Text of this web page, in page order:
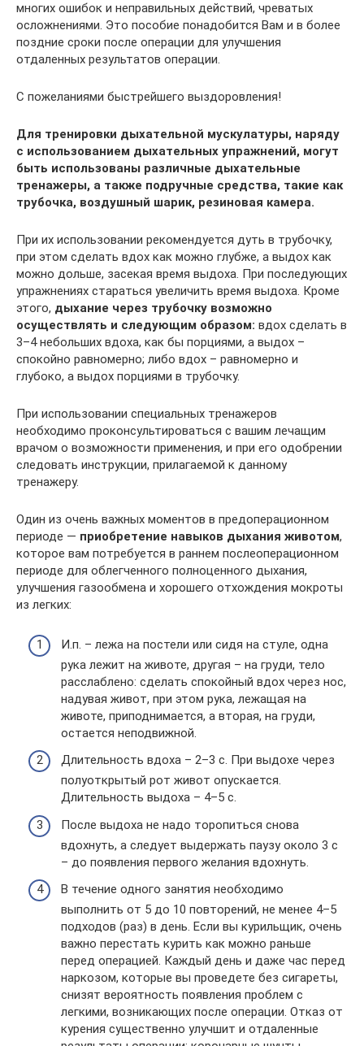
многих ошибок и неправильных действий, чреватых
осложнениями. Это пособие понадобится Вам и в более
поздние сроки после операции для улучшения
отдаленных результатов операции.
С пожеланиями быстрейшего выздоровления!
Для тренировки дыхательной мускулатуры, наряду
с использованием дыхательных упражнений, могут
быть использованы различные дыхательные
тренажеры, а также подручные средства, такие как
трубочка, воздушный шарик, резиновая камера.
При их использовании рекомендуется дуть в трубочку,
при этом сделать вдох как можно глубже, а выдох как
можно дольше, засекая время выдоха. При последующих
упражнениях стараться увеличить время выдоха. Кроме
этого, дыхание через трубочку возможно
осуществлять и следующим образом: вдох сделать в
3–4 небольших вдоха, как бы порциями, а выдох –
спокойно равномерно; либо вдох – равномерно и
глубоко, а выдох порциями в трубочку.
При использовании специальных тренажеров
необходимо проконсультироваться с вашим лечащим
врачом о возможности применения, и при его одобрении
следовать инструкции, прилагаемой к данному
тренажеру.
Один из очень важных моментов в предоперационном
периоде — приобретение навыков дыхания животом,
которое вам потребуется в раннем послеоперационном
периоде для облегченного полноценного дыхания,
улучшения газообмена и хорошего отхождения мокроты
из легких:
И.п. – лежа на постели или сидя на стуле, одна
рука лежит на животе, другая – на груди, тело
расслаблено: сделать спокойный вдох через нос,
надувая живот, при этом рука, лежащая на
животе, приподнимается, а вторая, на груди,
остается неподвижной.
Длительность вдоха – 2–3 с. При выдохе через
полуоткрытый рот живот опускается.
Длительность выдоха – 4–5 с.
После выдоха не надо торопиться снова
вдохнуть, а следует выдержать паузу около 3 с
– до появления первого желания вдохнуть.
В течение одного занятия необходимо
выполнить от 5 до 10 повторений, не менее 4–5
подходов (раз) в день. Если вы курильщик, очень
важно перестать курить как можно раньше
перед операцией. Каждый день и даже час перед
наркозом, которые вы проведете без сигареты,
снизят вероятность появления проблем с
легкими, возникающих после операции. Отказ от
курения существенно улучшит и отдаленные